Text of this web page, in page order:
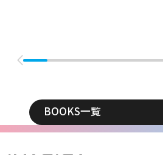
BOOKS一覧